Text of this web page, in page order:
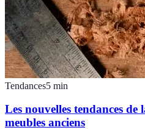
Tendances5 min
Les nouvelles tendances
meubles anciens